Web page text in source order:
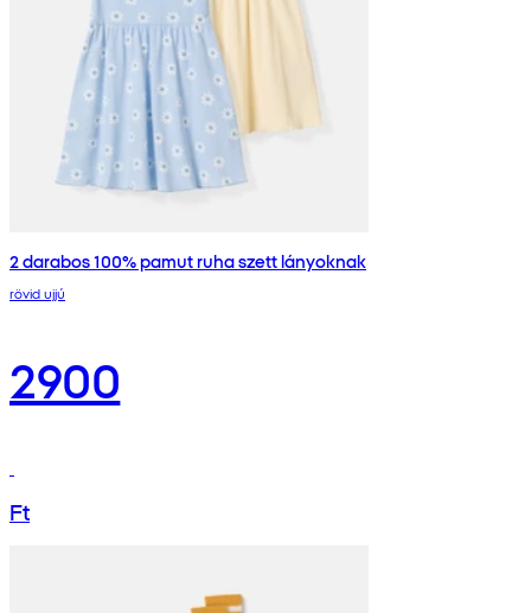
2 darabos 100% pamut ruha szett lányoknak
rövid ujjú
2900
Ft